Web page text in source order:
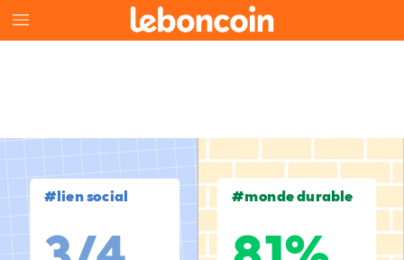
#liensocial #mondedurable